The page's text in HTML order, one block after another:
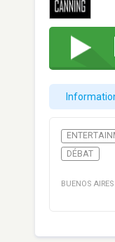
DÉBAT
BUENOS AIRES